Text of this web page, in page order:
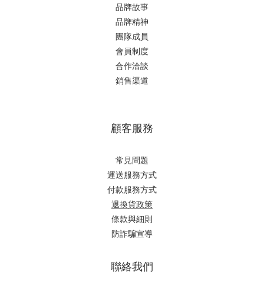
品牌故事
品牌精神
團隊成員
會員制度
合作洽談
銷售渠道
顧客服務
常見問題
運送服務方式
付款服務方式
退換貨政策
條款與細則
防詐騙宣導
聯絡我們